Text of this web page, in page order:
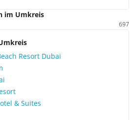
im Umkreis
697
Resort Dubai
& Suites